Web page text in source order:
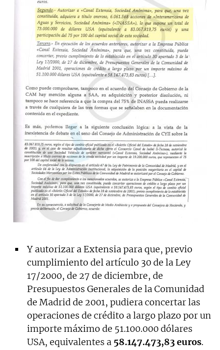
Y autorizar a Extensia para que, previo
cumplimiento del artículo 30 de la Ley
17/2000, de 27 de diciembre, de
Presupuestos Generales de la Comunidad
de Madrid de 2001, pudiera concertar las
operaciones de crédito a largo plazo por un
importe máximo de 51.100.000 dólares
USA, equivalentes a 58.147.473,83 euros.